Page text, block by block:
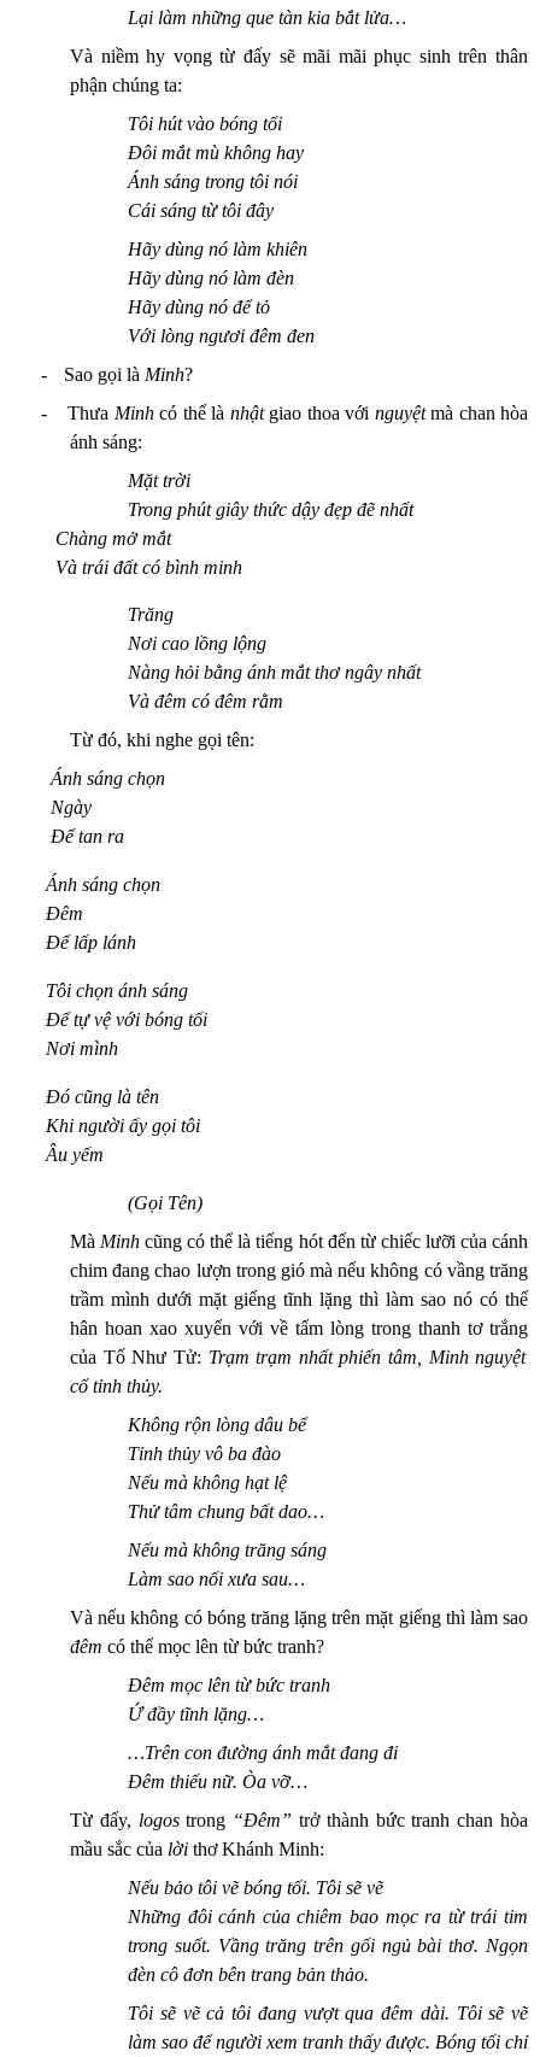
Lại làm những que tàn kia bắt lửa…
Và niềm hy vọng từ đấy sẽ mãi mãi phục sinh trên thân
phận chúng ta:
Tôi hút vào bóng tối
Đôi mắt mù không hay
Ánh sáng trong tôi nói
Cái sáng từ tôi đây
Hãy dùng nó làm khiên
Hãy dùng nó làm đèn
Hãy dùng nó để tỏ
Với lòng ngươi đêm đen
-
Sao gọi là Minh?
-
Thưa Minhcó thể là nhậtgiao thoa với nguyệtmà chan hòa
ánh sáng:
Mặt trời
Trong phút giây thức dậy đẹp đẽ nhất
Chàng mở mắt
Và trái đất có bình minh
Trăng
Nơi cao lồng lộng
Nàng hỏi bằng ánh mắt thơ ngây nhất
Và đêm có đêm rằm
Từ đó, khi nghe gọi tên:
Ánh sáng chọn
Ngày
Để tan ra
Ánh sáng chọn
Đêm
Để lấp lánh
Tôi chọn ánh sáng
Để tự vệ với bóng tối
Nơi mình
Đó cũng là tên
Khi người ấy gọi tôi
Âu yếm
(Gọi Tên)
Mà Minh cũng có thể là tiếng hót đến từ chiếc lưỡi của cánh
chim đangchao lượn trong giómà nếu không có vầng trăng
trầm mình dưới mặt giếng tĩnh lặng thì làm sao nó có thể
hân hoan xao xuyến với về tấm lòng trong thanh tơ trắng
của Tố Như Tử: Trạm trạm nhất phiến tâm, Minh nguyệt
cổ tỉnh thủy.
Không rộn lòng dâu bể
Tỉnh thủy vô ba đào
Nếu mà không hạt lệ
Thử tâm chung bất dao…
Nếu mà không trăng sáng
Làm sao nối xưa sau…
Và nếu không có bóng trăng lặng trên mặt giếng thì làm sao
đêm có thể mọc lên từ bức tranh?
Đêm mọc lên từ bức tranh
Ứđầy tĩnh lặng…
…Trên con đường ánh mắt đang đi
Đêm thiếu nữ. Òa vỡ…
Từ đấy, logostrong “Đêm” trở thành bức tranh chan hòa
mầu sắc của lời thơ Khánh Minh:
Nếu bảo tôi vẽ bóng tối. Tôi sẽ vẽ
Những đôi cánh của chiêm bao mọc ra từ trái tim
trong suốt. Vầng trăng trên gối ngủ bài thơ. Ngọn
đèn cô đơn bên trang bản thảo.
Tôi sẽ vẽ cả tôi đang vượt qua đêm dài. Tôi sẽ vẽ
làm sao để người xem tranh thấy được. Bóng tối chỉ